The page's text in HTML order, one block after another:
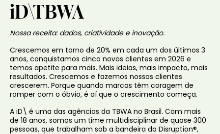
iD\TBWA
Nossa receita: dados, criatividade e inovação.
Crescemos em torno de 20% em cada um dos últimos 3
anos, conquistamos cinco novos clientes em 2026 e
temos apetite para mais. Mais ideias, mais impacto, mais
resultados. Crescemos e fazemos nossos clientes
crescerem. Porque quando marcas têm coragem de
romper com o óbvio, é aí que o crescimento começa.
A iD\ é uma das agências da TBWA no Brasil. Com mais
de 18 anos, somos um time multidisciplinar de quase 300
pessoas, que trabalham sob a bandeira da Disruption®,